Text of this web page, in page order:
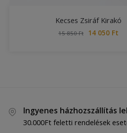
Kecses Zsiráf Kirakó
15 850Ft 14 050 Ft
Ingyenes házhozszállítás
30.000Ft feletti rendelések